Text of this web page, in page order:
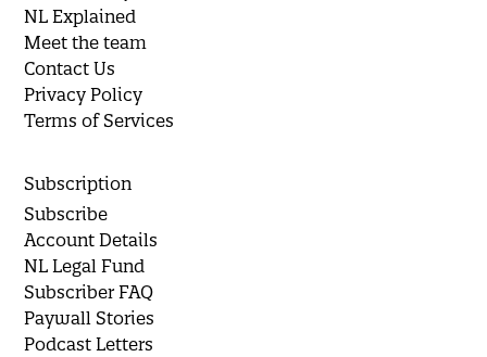
NL Explained
Meet the team
Contact Us
Privacy Policy
Terms of Services
Subscription
Subscribe
Account Details
NL Legal Fund
Subscriber FAQ
Paywall Stories
Podcast Letters